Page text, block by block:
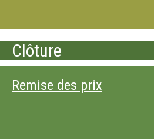
Clôture
Remise des prix